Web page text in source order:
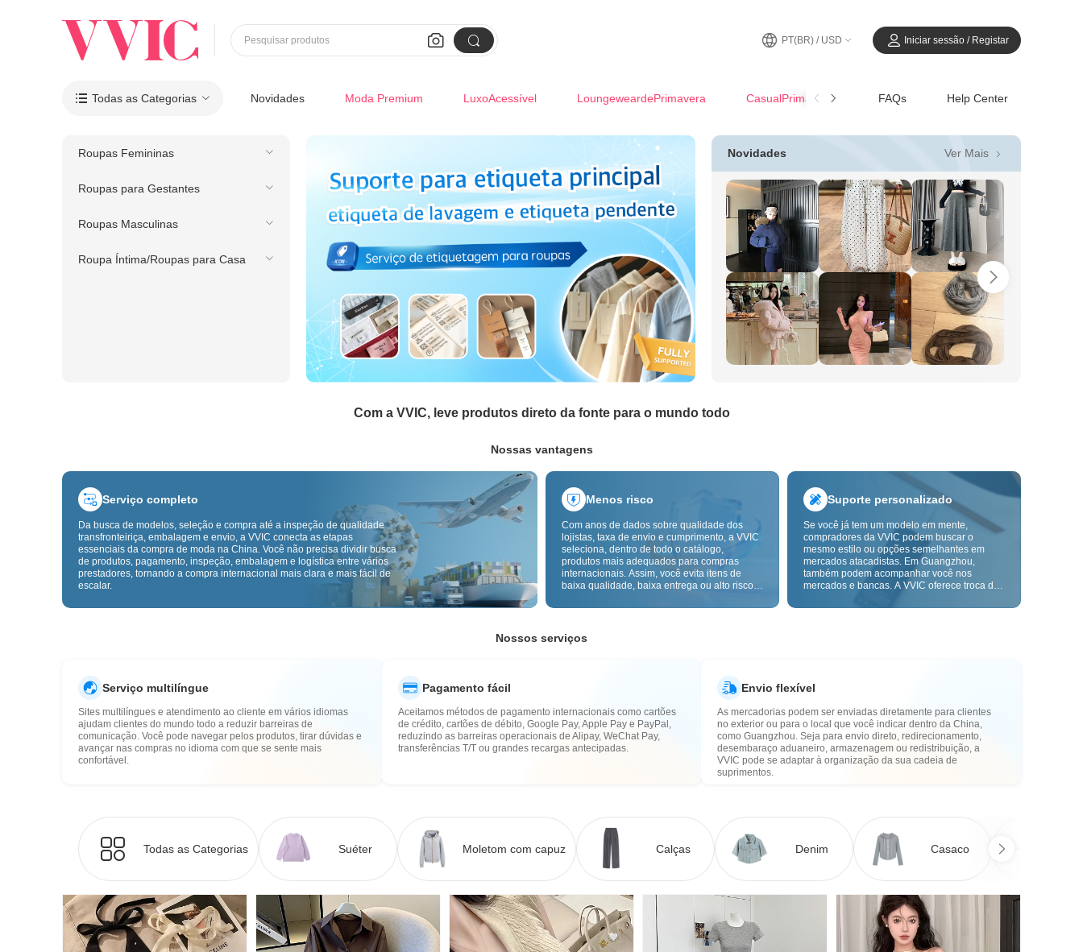
 
Pesquisar produtos PT(BR) / USD Iniciar sessão / Registar
 Todas as Categorias Novidades Moda Premium LuxoAcessível LoungeweardePrimavera CasualPrimavera-Verão FAQs Help Center
Roupas Femininas
Roupas para Gestantes
Roupas Masculinas
Roupa Íntima/Roupas para Casa
Novidades Ver Mais 
Com a VVIC, leve produtos direto da fonte para o mundo todo
Nossas vantagens
Serviço completo
Da busca de modelos, seleção e compra até a inspeção de qualidade
transfronteiriça, embalagem e envio, a VVIC conecta as etapas
essenciais da compra de moda na China. Você não precisa dividir busca
de produtos, pagamento, inspeção, embalagem e logística entre vários
prestadores, tornando a compra internacional mais clara e mais fácil de
escalar.
Menos risco
Com anos de dados sobre qualidade dos
lojistas, taxa de envio e cumprimento, a VVIC
seleciona, dentro de todo o catálogo,
produtos mais adequados para compras
internacionais. Assim, você evita itens de
baixa qualidade, baixa entrega ou alto risco,
inspeção de qualidade transfronteiriça e as
riscos de qualidade, alfândega e pós-venda.
Suporte personalizado
Se você já tem um modelo em mente,
compradores da VVIC podem buscar o
mesmo estilo ou opções semelhantes em
mercados atacadistas. Em Guangzhou,
também podem acompanhar você nos
mercados e bancas. A VVIC oferece troca de
OEM por imagem ou amostra, para tornar
Nossos serviços
Serviço multilíngue
Sites multilíngues e atendimento ao cliente em vários idiomas
ajudam clientes do mundo todo a reduzir barreiras de
comunicação. Você pode navegar pelos produtos, tirar dúvidas e
avançar nas compras no idioma com que se sente mais
confortável.
Pagamento fácil
Aceitamos métodos de pagamento internacionais como cartões
de crédito, cartões de débito, Google Pay, Apple Pay e PayPal,
reduzindo as barreiras operacionais de Alipay, WeChat Pay,
transferências T/T ou grandes recargas antecipadas.
Envio flexível
As mercadorias podem ser enviadas diretamente para clientes
no exterior ou para o local que você indicar dentro da China,
como Guangzhou. Seja para envio direto, redirecionamento,
desembaraço aduaneiro, armazenagem ou redistribuição, a
VVIC pode se adaptar à organização da sua cadeia de
suprimentos.
Todas as Categorias Suéter Moletom com capuz Calças Denim Casaco